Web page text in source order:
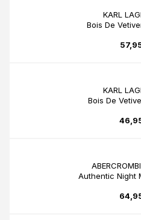
KARL
Bois De
KARL
Bois De
Authentic Night